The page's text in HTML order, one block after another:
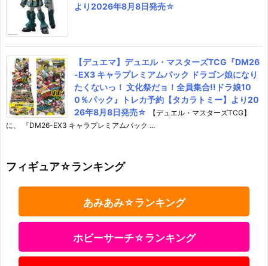
より2026年8月8日発売☆
【デュエマ】デュエル・マスターズTCG『DM26
-EX3 キャラプレミアムパック ドラゴン娘になり
たくないっ！ 文化祭だョ！全員集合!!ドラ娘10
0％パック』トレカ予約【タカラトミー】より20
26年8月8日発売☆
【デュエル・マスターズTCG】
に、 『DM26-EX3 キャラプレミアムパック ...
フィギュア☆ランキング
あみあみ☆ランキング
ホビーサーチ☆ランキング